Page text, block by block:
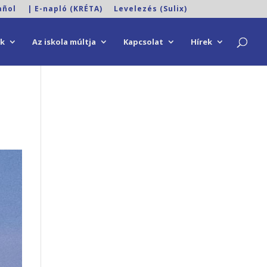
| E-napló (KRÉTA) Levelezés (Sulix)
Az iskola múltja Kapcsolat Hírek